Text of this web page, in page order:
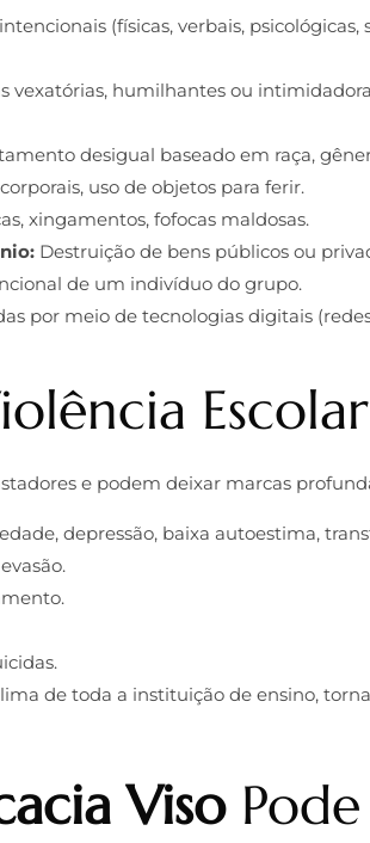
(físicas, verbais,
vexatórias, humilhantes ou
desigual baseado em raça,
uso de objetos para ferir.
xingamentos, fofocas maldosas.
Destruição de bens públicos ou
de um indivíduo do grupo.
por meio de tecnologias digitais
Escolar
e podem deixar marcas
depressão, baixa autoestima,
de toda a instituição de ensino,
VisoPode